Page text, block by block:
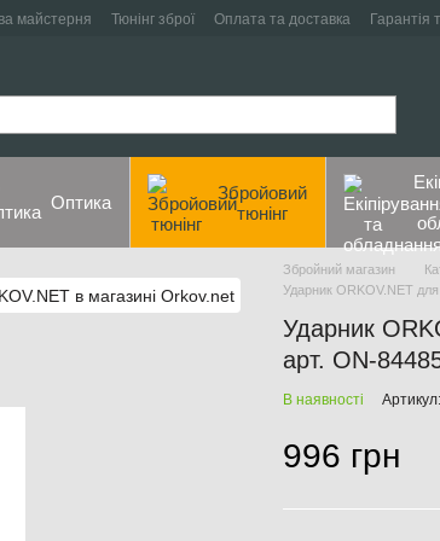
майстерня Тюнінг зброї Оплата та доставка
Гарантія
Оптика
Збройовий
тюнінг
Збройний магазин
Ударник ORKOV.NET
Ударник
арт. ON-
В наявності
996 грн